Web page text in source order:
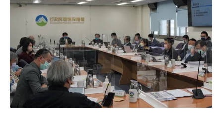
出口區）位於屏東縣屏東市，接近屏東縣與高雄市交界
處，由於既有園區接近滿租，經濟部將園區西北側、26.86
公頃的台糖六塊厝畜牧用地，規劃為園區擴區基地，滿足
台商回流產業用地需求，預計引入塑膠、金屬、電子零組
件、光學製品、機械、汽車、機械設備等製造業。因應台
商回流需求，經濟部提出中南部產業園區開發方案，預計
開發十處產業園區，「屏東科技產業園區擴區案」屬第